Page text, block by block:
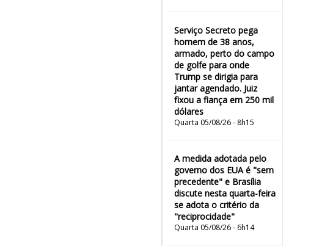
Serviço Secreto pega
homem de 38 anos,
armado, perto do campo
de golfe para onde
Trump se dirigia para
jantar agendado. Juiz
fixou a fiança em 250 mil
dólares
Quarta 05/08/26 - 8h15
A medida adotada pelo
governo dos EUA é "sem
precedente" e Brasília
discute nesta quarta-feira
se adota o critério da
"reciprocidade"
Quarta 05/08/26 - 6h14